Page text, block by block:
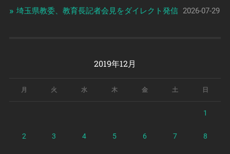
埼玉県教委、教育長記者会見をダイレクト発信 2026-07-29
2019年12月
月 火 水 木 金 土 日
1
2 3 4 5 6 7 8